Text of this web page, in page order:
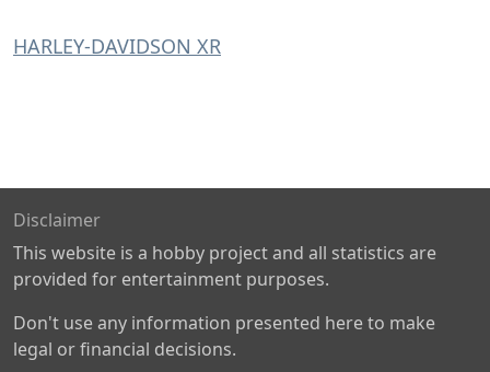
HARLEY-DAVIDSON XR
Disclaimer
This website is a hobby project and all statistics are
provided for entertainment purposes.
Don't use any information presented here to make
legal or financial decisions.